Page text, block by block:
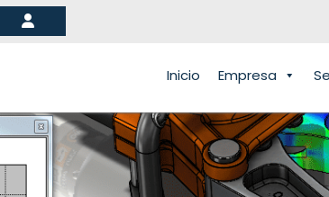
Inicio Empresa